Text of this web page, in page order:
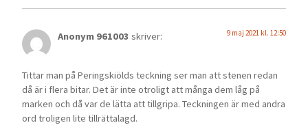
Anonym 961003 skriver: 9 maj 2021 kl. 12:50
Tittar man på Peringskiölds teckning ser man att stenen redan
då är i flera bitar. Det är inte otroligt att många dem låg på
marken och då var de lätta att tillgripa. Teckningen är med andra
ord troligen lite tillrättalagd.